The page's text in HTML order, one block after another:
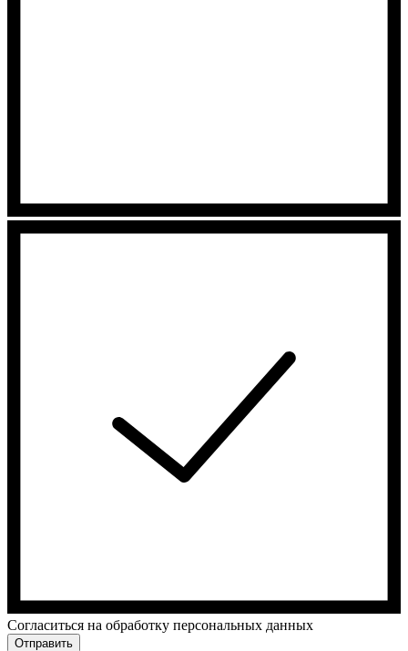
Cогласиться на обработку персональных данных
Отправить